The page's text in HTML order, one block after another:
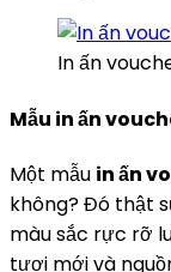
In ấn
Mẫu in ấn
Một mẫu in ấn
không? Đó thật
màu sắc rực rỡ
tươi mới và